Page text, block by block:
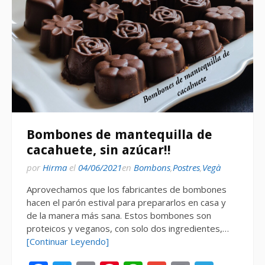
Bombones de mantequilla de
cacahuete, sin azúcar!!
por Hirma el 04/06/2021en Bombons,Postres,Vegà
Aprovechamos que los fabricantes de bombones
hacen el parón estival para prepararlos en casa y
de la manera más sana. Estos bombones son
proteicos y veganos, con solo dos ingredientes,…
[Continuar Leyendo]